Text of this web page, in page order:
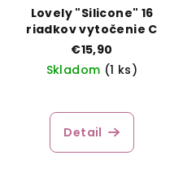
Lovely "Silicone" 16
riadkov vytočenie C
€15,90
Skladom (1 ks)
Detail